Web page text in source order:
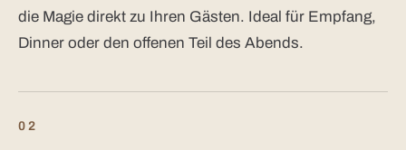
die Magie direkt zu Ihren Gästen. Ideal für Empfang,
Dinner oder den offenen Teil des Abends.
02